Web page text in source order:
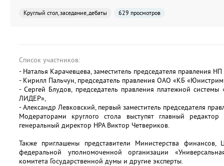
Круглый стол, заседание, дебаты 629 просмотров
Список участников:
- Наталья Карачевцева, заместитель председателя правления
- Кирилл Пальчун, председатель правления ОАО «КБ
- Сергей Блудов, председатель правления платежной
ЛИДЕР»,
- Александр Левковский, первый заместитель председателя
Модераторами круглого стола выступят главный
генеральный директор НРА Виктор Четвериков.
Также приглашены представители Министерства финансов,
федеральной уполномоченной организации
комитета Государственной думы и другие эксперты.